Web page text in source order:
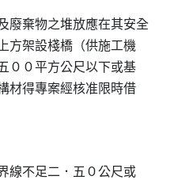
廢棄物之堆放應在其安全
方架設棧橋（供施工機
００平方公尺以下或基
材得專案經核准限時借
線不足二．五０公尺或